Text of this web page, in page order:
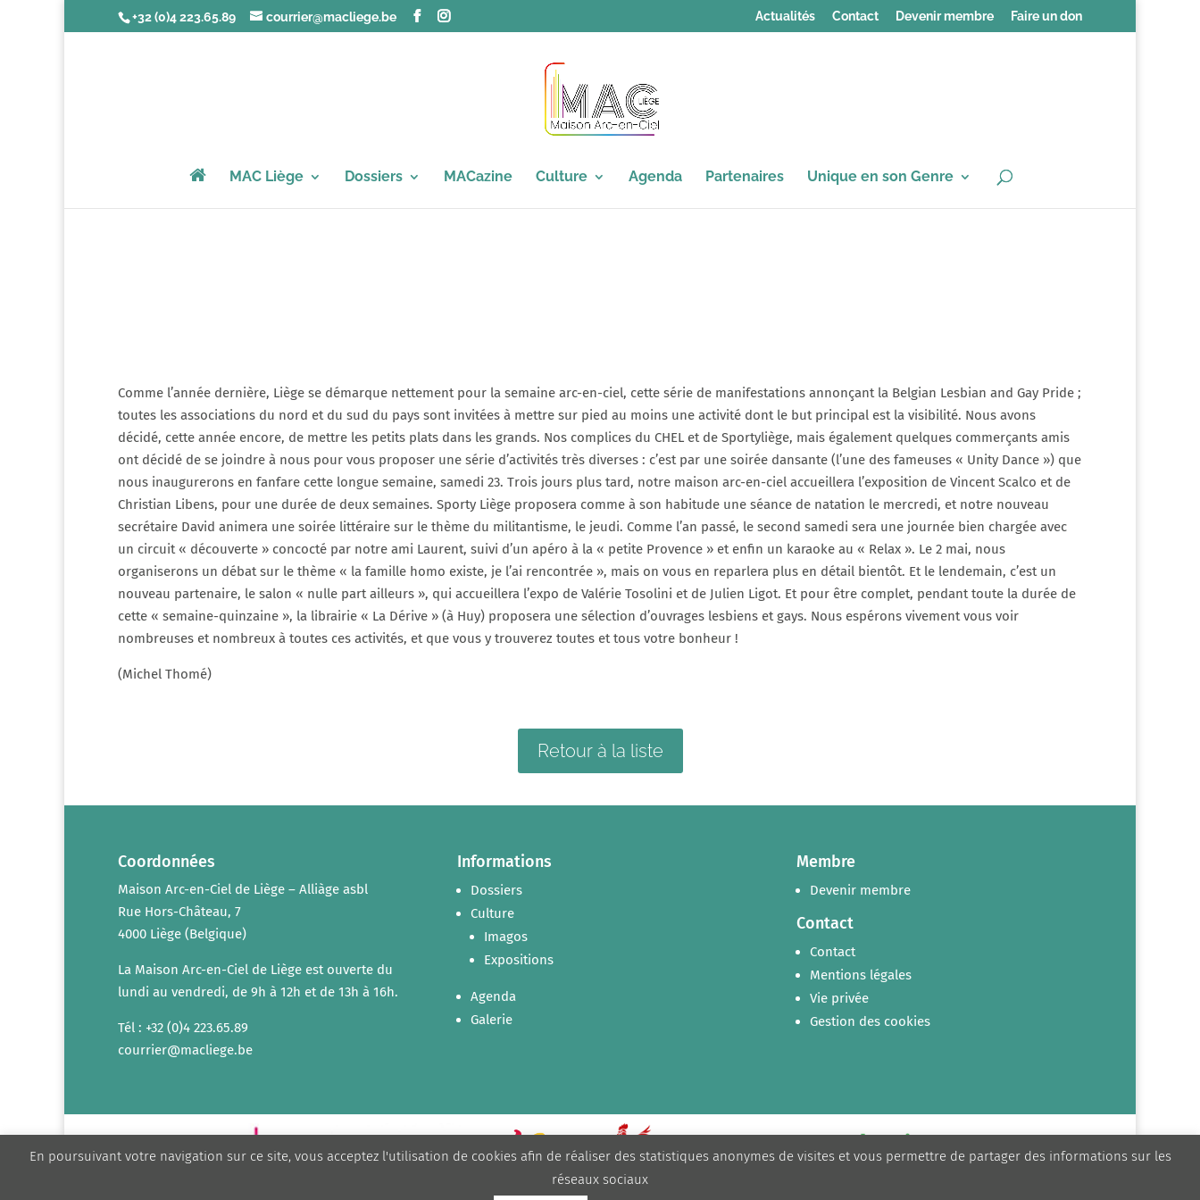
+32 (0)4 223.65.89 courrier@macliege.be Actualités Contact Devenir membre Faire un don
MAC Liège Dossiers MACazine Culture Agenda Partenaires Unique en son Genre
Comme l’année dernière, Liège se démarque nettement pour la semaine arc-en-ciel, cette série de manifestations annonçant la Belgian Lesbian and Gay Pride ;
toutes les associations du nord et du sud du pays sont invitées à mettre sur pied au moins une activité dont le but principal est la visibilité. Nous avons
décidé, cette année encore, de mettre les petits plats dans les grands. Nos complices du CHEL et de Sportyliège, mais également quelques commerçants amis
ont décidé de se joindre à nous pour vous proposer une série d’activités très diverses : c’est par une soirée dansante (l’une des fameuses « Unity Dance ») que
nous inaugurerons en fanfare cette longue semaine, samedi 23. Trois jours plus tard, notre maison arc-en-ciel accueillera l’exposition de Vincent Scalco et de
Christian Libens, pour une durée de deux semaines. Sporty Liège proposera comme à son habitude une séance de natation le mercredi, et notre nouveau
secrétaire David animera une soirée littéraire sur le thème du militantisme, le jeudi. Comme l’an passé, le second samedi sera une journée bien chargée avec
un circuit « découverte » concocté par notre ami Laurent, suivi d’un apéro à la « petite Provence » et enfin un karaoke au « Relax ». Le 2 mai, nous
organiserons un débat sur le thème « la famille homo existe, je l’ai rencontrée », mais on vous en reparlera plus en détail bientôt. Et le lendemain, c’est un
nouveau partenaire, le salon « nulle part ailleurs », qui accueillera l’expo de Valérie Tosolini et de Julien Ligot. Et pour être complet, pendant toute la durée de
cette « semaine-quinzaine », la librairie « La Dérive » (à Huy) proposera une sélection d’ouvrages lesbiens et gays. Nous espérons vivement vous voir
nombreuses et nombreux à toutes ces activités, et que vous y trouverez toutes et tous votre bonheur !
(Michel Thomé)
Retour à la liste
Coordonnées
Maison Arc-en-Ciel de Liège – Alliàge asbl
Rue Hors-Château, 7
4000 Liège (Belgique)
La Maison Arc-en-Ciel de Liège est ouverte du
lundi au vendredi, de 9h à 12h et de 13h à 16h.
Tél : +32 (0)4 223.65.89
courrier@macliege.be
Informations
Dossiers
Culture
Imagos
Expositions
Agenda
Galerie
Membre
Devenir membre
Contact
Contact
Mentions légales
Vie privée
Gestion des cookies
En poursuivant votre navigation sur ce site, vous acceptez l'utilisation de cookies afin de réaliser des statistiques anonymes de visites et vous permettre de partager des informations sur les
réseaux sociaux